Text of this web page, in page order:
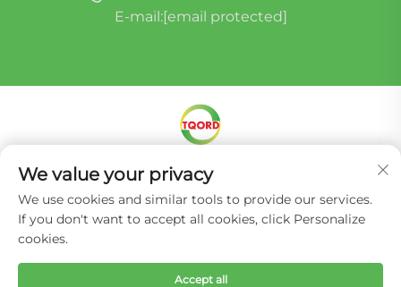
E-mail:[email protected]
Direitos autorais © Miracle Oruide (guangzhou)
Auto Parts Remanufacturing Co., Ltd. -
Política
de Privacidade
We value your privacy
We use cookies and similar tools to provide our services.
If you don't want to accept all cookies, click Personalize
cookies.
Accept all